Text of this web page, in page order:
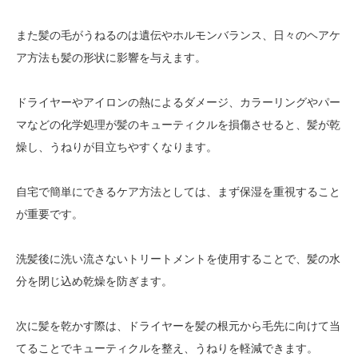
また髪の毛がうねるのは遺伝やホルモンバランス、日々のヘアケ
ア方法も髪の形状に影響を与えます。
ドライヤーやアイロンの熱によるダメージ、カラーリングやパー
マなどの化学処理が髪のキューティクルを損傷させると、髪が乾
燥し、うねりが目立ちやすくなります。
自宅で簡単にできるケア方法としては、まず保湿を重視すること
が重要です。
洗髪後に洗い流さないトリートメントを使用することで、髪の水
分を閉じ込め乾燥を防ぎます。
次に髪を乾かす際は、ドライヤーを髪の根元から毛先に向けて当
てることでキューティクルを整え、うねりを軽減できます。